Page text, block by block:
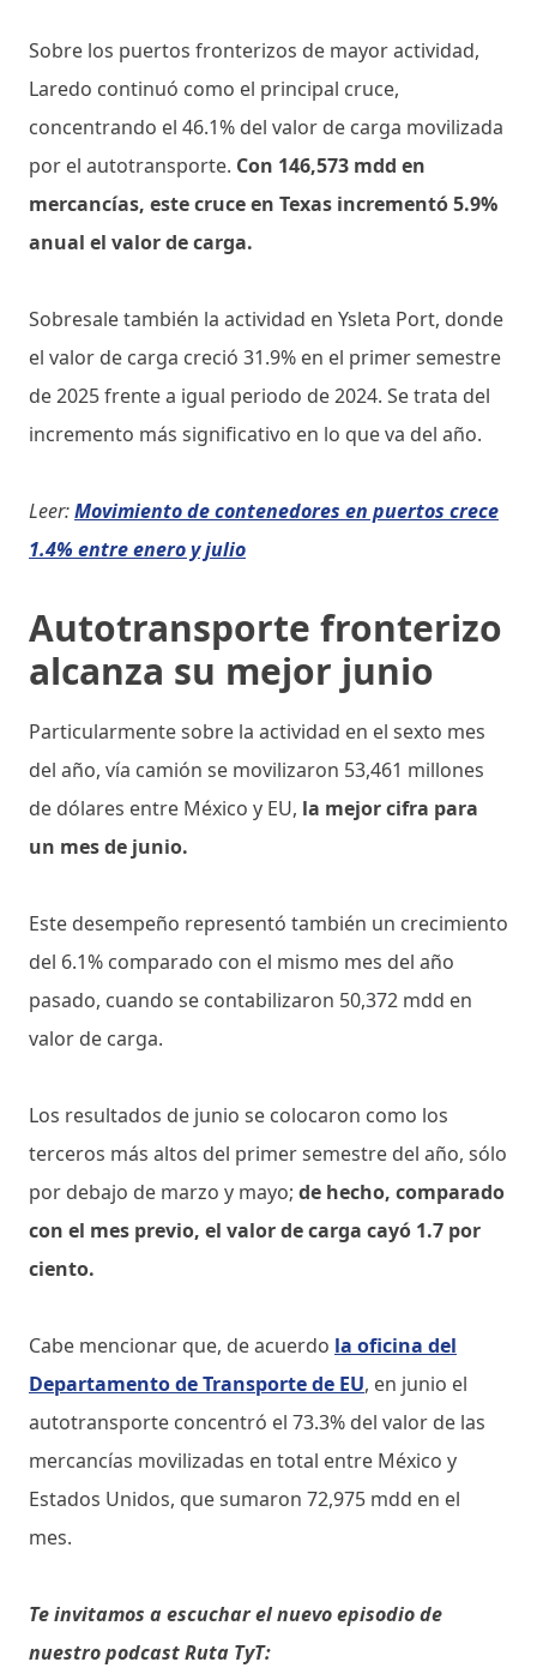
Sobre los puertos fronterizos de mayor actividad,
Laredo continuó como el principal cruce,
concentrando el 46.1% del valor de carga movilizada
por el autotransporte. Con 146,573 mdd en
mercancías, este cruce en Texas incrementó 5.9%
anual el valor de carga.
Sobresale también la actividad en Ysleta Port, donde
el valor de carga creció 31.9% en el primer semestre
de 2025 frente a igual periodo de 2024. Se trata del
incremento más significativo en lo que va del año.
Leer:Movimiento de contenedores en puertos crece
1.4% entre enero y julio
Autotransporte fronterizo
alcanza su mejor junio
Particularmente sobre la actividad en el sexto mes
del año, vía camión se movilizaron 53,461 millones
de dólares entre México y EU, la mejor cifra para
un mes de junio.
Este desempeño representó también un crecimiento
del 6.1% comparado con el mismo mes del año
pasado, cuando se contabilizaron 50,372 mdd en
valor de carga.
Los resultados de junio se colocaron como los
terceros más altos del primer semestre del año, sólo
por debajo de marzo y mayo; de hecho, comparado
con el mes previo, el valor de carga cayó 1.7 por
ciento.
Cabe mencionar que, de acuerdo la oficina del
Departamento de Transporte de EU, en junio el
autotransporte concentró el 73.3% del valor de las
mercancías movilizadas en total entre México y
Estados Unidos, que sumaron 72,975 mdd en el
mes.
Te invitamos a escuchar el nuevo episodio de
nuestro podcast Ruta TyT: